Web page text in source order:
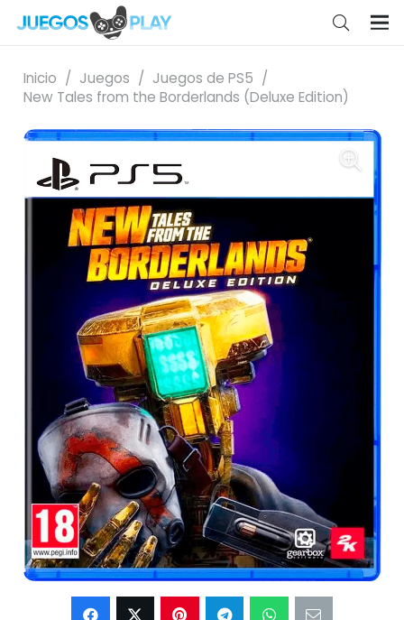
Inicio / Juegos / Juegos de PS5 /
New Tales from the Borderlands (Deluxe Edition)